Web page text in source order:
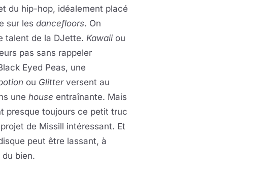
du hip-hop, idéalement placé
sur les dancefloors. On
talent de la DJette. Kawaiiou
pas sans rappeler
Eyed Peas, une
ou Glitterversent au
une house entraînante. Mais
presque toujours ce petit truc
de Missill intéressant. Et
peut être lassant, à
bien.